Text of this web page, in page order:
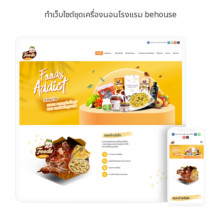
ทำเว็บไซต์ชุดเครื่องนอนโรงแรม behouse